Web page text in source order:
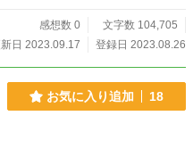
に対する束縛が酷いです。わがまま
があります。苦手な方は回避してく
感想数 0
文字数 104,705
日 2023.09.17
登録日 2023.08.26
お気に入り追加 18